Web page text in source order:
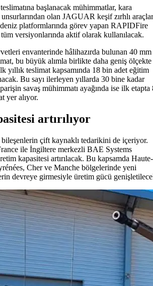
başlanacak mühimmatlar, kara
olan JAGUAR keşif zırhlı
platformlarında görev yapan RAPIDFire
versiyonlarında aktif olarak kullanılacak.
envanterinde hâlihazırda bulunan 40 mm
bu büyük alımla birlikte daha geniş ölçekte
yıllık teslimat kapsamında 18 bin adet eğitim
Bu sayı ilerleyen yıllarda 30 bine kadar
savaş mühimmatı ayağında ise ilk etapta
yer alıyor.
artırılıyor
çift kaynaklı tedarikini de içeriyor.
ile İngiltere merkezli BAE Systems
kapasitesi artırılacak. Bu kapsamda Haute-
Cher ve Manche bölgelerinde yeni
devreye girmesiyle üretim gücü